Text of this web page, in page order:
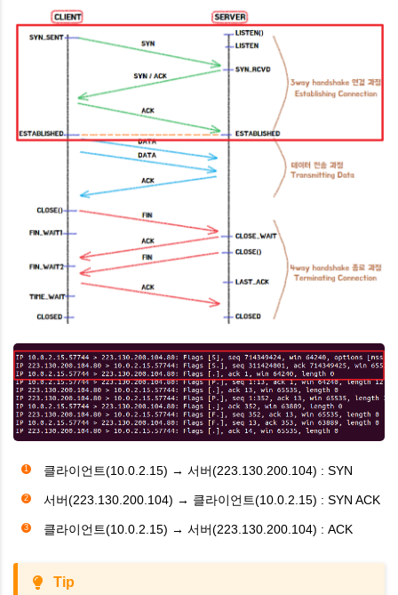
클라이언트(10.0.2.15) → 서버(223.130.200.104) : SYN
서버(223.130.200.104) → 클라이언트(10.0.2.15) : SYN ACK
클라이언트(10.0.2.15) → 서버(223.130.200.104) : ACK
Tip